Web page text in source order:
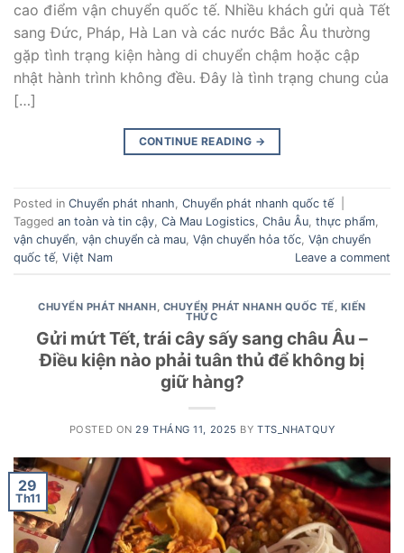
cao điểm vận chuyển quốc tế. Nhiều khách gửi quà Tết
sang Đức, Pháp, Hà Lan và các nước Bắc Âu thường
gặp tình trạng kiện hàng di chuyển chậm hoặc cập
nhật hành trình không đều. Đây là tình trạng chung của
[…]
CONTINUE READING →
Posted in Chuyển phát nhanh Chuyển phát nhanh quốc tế
Tagged an toàn và tin cậy Cà Mau Logistics Châu Âu thực phẩm
vận chuyển vận chuyển cà mau Vận chuyển hỏa tốc Vận chuyển
quốc tế, Việt Nam Leave a comment
CHUYỂN PHÁT NHANH, CHUYỂN PHÁT NHANH QUỐC TẾ, KIẾN
THỨC
Gửi mứt Tết, trái cây sấy sang châu Âu –
Điều kiện nào phải tuân thủ để không bị
giữ hàng?
POSTED ON 29 THÁNG 11, 2025 BYTTS_NHATQUY
29
Th11